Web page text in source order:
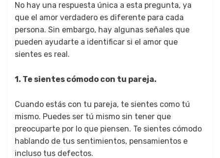
No hay una respuesta única a esta pregunta, ya
que el amor verdadero es diferente para cada
persona. Sin embargo, hay algunas señales que
pueden ayudarte a identificar si el amor que
sientes es real.
1. Te sientes cómodo con tu pareja.
Cuando estás con tu pareja, te sientes como tú
mismo. Puedes ser tú mismo sin tener que
preocuparte por lo que piensen. Te sientes cómodo
hablando de tus sentimientos, pensamientos e
incluso tus defectos.